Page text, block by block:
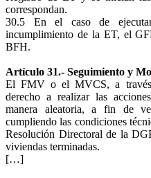
correspondan.
30.5 En el caso de
incumplimiento de la ET, el
BFH.
Artículo 31.- Seguimiento y
El FMV o el MVCS, a
derecho a realizar las
manera aleatoria, a fin de
cumpliendo las condiciones
Resolución Directoral de la
viviendas terminadas.
[…]